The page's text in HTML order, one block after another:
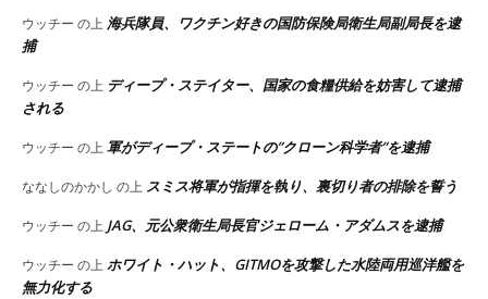
ウッチー の上 海兵隊員、ワクチン好きの国防保険局衛生局副局長を逮
捕
ウッチー の上 ディープ・ステイター、国家の食糧供給を妨害して逮捕
される
ウッチー の上 軍がディープ・ステートの”クローン科学者”を逮捕
ななしのかかし の上 スミス将軍が指揮を執り、裏切り者の排除を誓う
ウッチー の上 JAG、元公衆衛生局長官ジェローム・アダムスを逮捕
ウッチー の上 ホワイト・ハット、GITMOを攻撃した水陸両用巡洋艦を
無力化する